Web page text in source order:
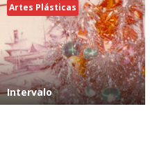
Artes Plásticas
Intervalo